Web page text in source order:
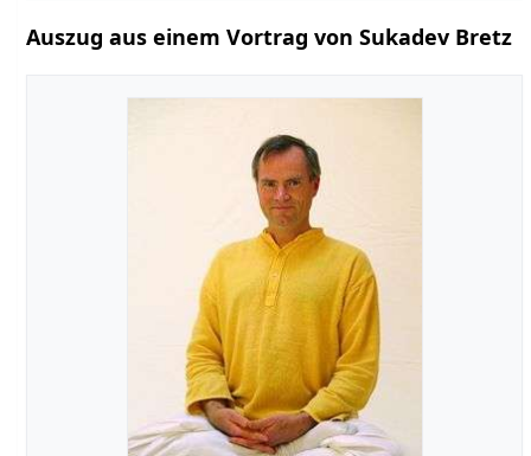
Auszug aus einem Vortrag von Sukadev Bretz